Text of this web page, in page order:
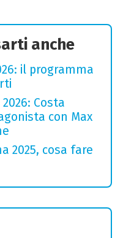
anche
il programma
Costa
con Max
2025, cosa fare